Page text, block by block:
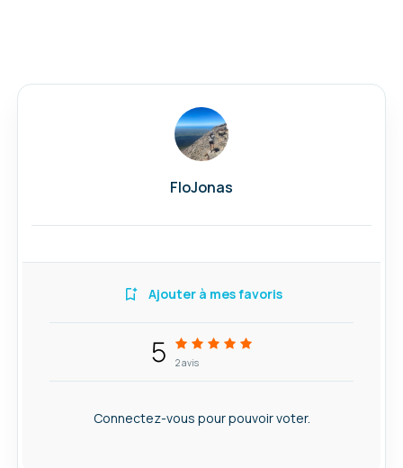
FloJonas
Ajouter à mes favoris
5 2avis
Connectez-vous pour pouvoir voter.